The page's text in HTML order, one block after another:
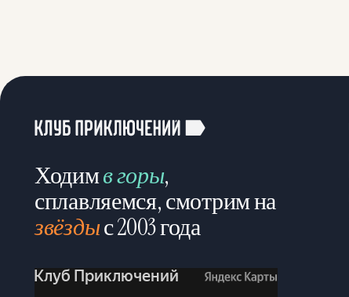
Ходимв горы,
сплавляемся, смотрим на
звёздыс 2003 года